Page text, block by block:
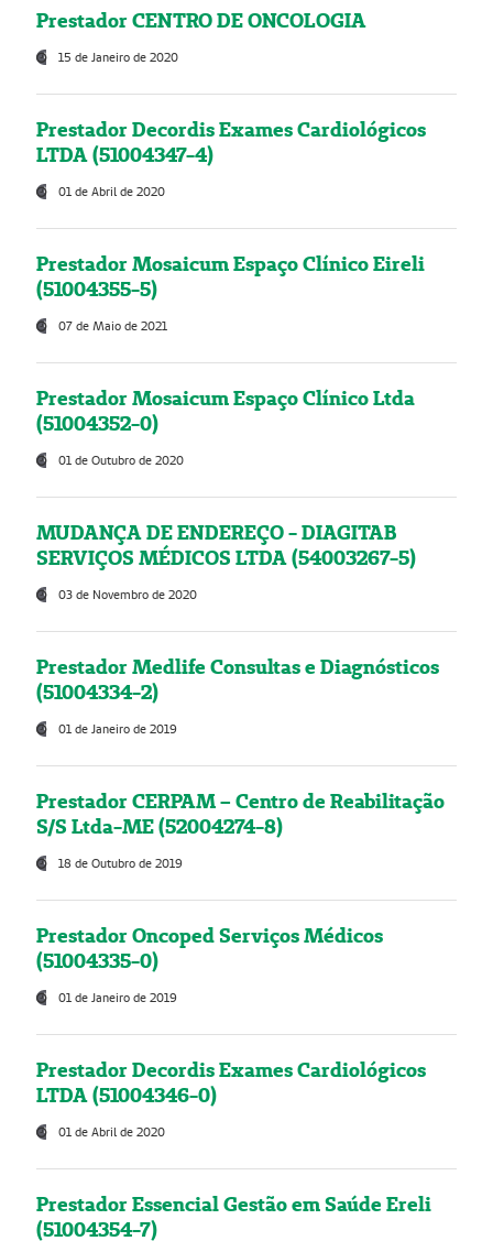
Prestador CENTRO DE ONCOLOGIA
15 de Janeiro de 2020
Prestador Decordis Exames Cardiológicos
LTDA (51004347-4)
01 de Abril de 2020
Prestador Mosaicum Espaço Clínico Eireli
(51004355-5)
07 de Maio de 2021
Prestador Mosaicum Espaço Clínico Ltda
(51004352-0)
01 de Outubro de 2020
MUDANÇA DE ENDEREÇO - DIAGITAB
SERVIÇOS MÉDICOS LTDA (54003267-5)
03 de Novembro de 2020
Prestador Medlife Consultas e Diagnósticos
(51004334-2)
01 de Janeiro de 2019
Prestador CERPAM – Centro de Reabilitação
S/S Ltda-ME (52004274-8)
18 de Outubro de 2019
Prestador Oncoped Serviços Médicos
(51004335-0)
01 de Janeiro de 2019
Prestador Decordis Exames Cardiológicos
LTDA (51004346-0)
01 de Abril de 2020
Prestador Essencial Gestão em Saúde Ereli
(51004354-7)